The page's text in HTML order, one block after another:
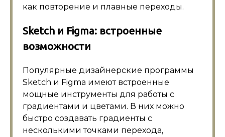
как повторение и плавные переходы.
Sketch и Figma: встроенные
возможности
Популярные дизайнерские программы
Sketch и Figma имеют встроенные
мощные инструменты для работы с
градиентами и цветами. В них можно
быстро создавать градиенты с
несколькими точками перехода,